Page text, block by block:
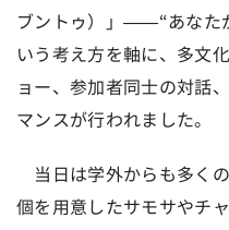
ブントゥ）」——“あなた
いう考え方を軸に、多文
ョー、参加者同士の対話
マンスが行われました。
当日は学外からも多く
個を用意したサモサやチ